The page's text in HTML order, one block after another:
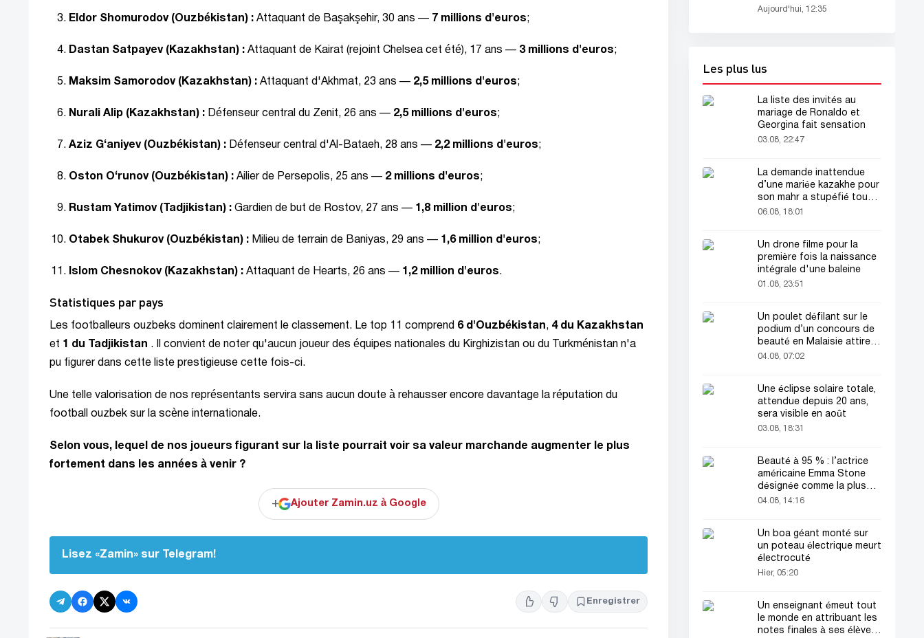
Eldor Shomurodov (Ouzbékistan) : Attaquant de Başakşehir, 30 ans — 7 millions d'euros;
Dastan Satpayev (Kazakhstan) : Attaquant de Kairat (rejoint Chelsea cet été), 17 ans — 3 millions d'euros;
Maksim Samorodov (Kazakhstan) : Attaquant d'Akhmat, 23 ans — 2,5 millions d'euros;
Nurali Alip (Kazakhstan) : Défenseur central du Zenit, 26 ans — 2,5 millions d'euros;
Aziz G‘aniyev (Ouzbékistan) : Défenseur central d'Al-Bataeh, 28 ans — 2,2 millions d'euros;
Oston O‘runov (Ouzbékistan) : Ailier de Persepolis, 25 ans — 2 millions d'euros;
Rustam Yatimov (Tadjikistan) : Gardien de but de Rostov, 27 ans — 1,8 million d'euros;
Otabek Shukurov (Ouzbékistan) : Milieu de terrain de Baniyas, 29 ans — 1,6 million d'euros;
Islom Chesnokov (Kazakhstan) : Attaquant de Hearts, 26 ans — 1,2 million d'euros.
Statistiques par pays
Les footballeurs ouzbeks dominent clairement le classement. Le top 11 comprend 6 d'Ouzbékistan, 4 du Kazakhstan
et 1 du Tadjikistan . Il convient de noter qu'aucun joueur des équipes nationales du Kirghizistan ou du Turkménistan n'a
pu figurer dans cette liste prestigieuse cette fois-ci.
Une telle valorisation de nos représentants servira sans aucun doute à rehausser encore davantage la réputation du
football ouzbek sur la scène internationale.
Selon vous, lequel de nos joueurs figurant sur la liste pourrait voir sa valeur marchande augmenter le plus
fortement dans les années à venir ?
+ Ajouter Zamin.uz à Google
Lisez «Zamin» sur Telegram!
Enregistrer
Aujourd'hui, 12:35
Les plus lus
La liste des invités au
mariage de Ronaldo et
Georgina fait sensation
03.08, 22:47
La demande inattendue
d’une mariée kazakhe pour
son mahr a stupéfié tout
le monde
06.08, 18:01
Un drone filme pour la
première fois la naissance
intégrale d'une baleine
01.08, 23:51
Un poulet défilant sur le
podium d’un concours de
beauté en Malaisie attire
l’attention du public
04.08, 07:02
Une éclipse solaire totale,
attendue depuis 20 ans,
sera visible en août
03.08, 18:31
Beauté à 95 % : l’actrice
américaine Emma Stone
désignée comme la plus
belle femme du monde !
04.08, 14:16
Un boa géant monté sur
un poteau électrique meurt
électrocuté
Hier, 05:20
Un enseignant émeut tout
le monde en attribuant les
notes finales à ses élèves